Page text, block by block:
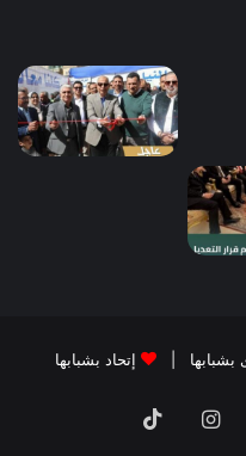
إتحاد بشبابها
‫YouTubeانستقرام